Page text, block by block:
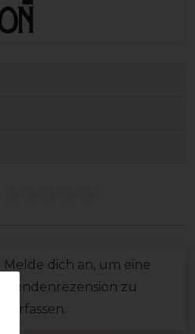
Melde dich an, um eine
Kundenrezension zu
verfassen.